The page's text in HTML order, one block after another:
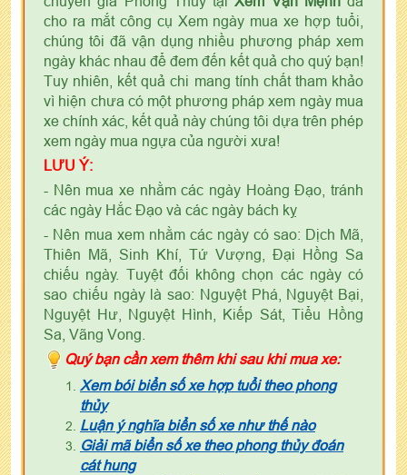
cho ra mắt công cụ Xem ngày mua xe hợp tuổi,
chúng tôi đã vận dụng nhiều phương pháp xem
ngày khác nhau để đem đến kết quả cho quý bạn!
Tuy nhiên, kết quả chi mang tính chất tham khảo
vì hiện chưa có một phương pháp xem ngày mua
xe chính xác, kết quả này chúng tôi dựa trên phép
xem ngày mua ngựa của người xưa!
LƯU Ý:
- Nên mua xe nhằm các ngày Hoàng Đạo, tránh
các ngày Hắc Đạo và các ngày bách kỵ
- Nên mua xem nhằm các ngày có sao: Dịch Mã,
Thiên Mã, Sinh Khí, Tứ Vượng, Đại Hồng Sa
chiếu ngày. Tuyệt đối không chọn các ngày có
sao chiếu ngày là sao: Nguyệt Phá, Nguyệt Bại,
Nguyệt Hư, Nguyệt Hình, Kiếp Sát, Tiểu Hồng
Sa, Vãng Vong.
Quý bạn cần xem thêm khi sau khi mua xe:
Xem bói biển số xe hợp tuổi theo phong
thủy
Luận ý nghĩa biển số xe như thế nào
Giải mã biển số xe theo phong thủy đoán
cát hung